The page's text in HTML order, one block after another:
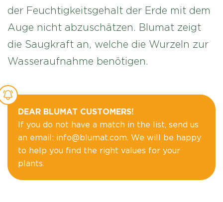
der Feuchtigkeitsgehalt der Erde mit dem
Auge nicht abzuschätzen. Blumat zeigt
die Saugkraft an, welche die Wurzeln zur
Wasseraufnahme benötigen.
DEAR BLUMAT CUSTOMERS!
If you do not have a match in the list, send us
an email: info@blumat.com. We will be happy
to help you find the right values for your
plants.